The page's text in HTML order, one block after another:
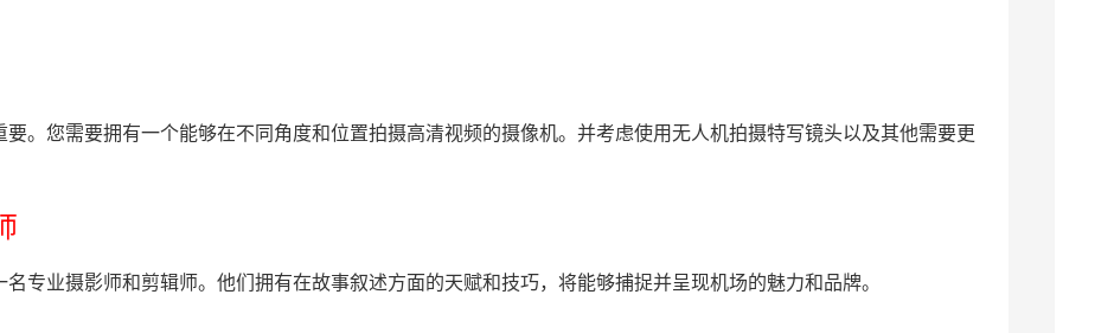
。您需要拥有一个能够在不同角度和位置拍摄高清视频的摄像机。并考虑使用无人机拍摄特写镜头以及其他需要更
专业摄影师和剪辑师。他们拥有在故事叙述方面的天赋和技巧，将能够捕捉并呈现机场的魅力和品牌。